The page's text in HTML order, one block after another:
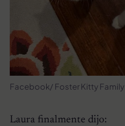
Facebook/ Foster Kitty Family
Laura finalmente dijo: